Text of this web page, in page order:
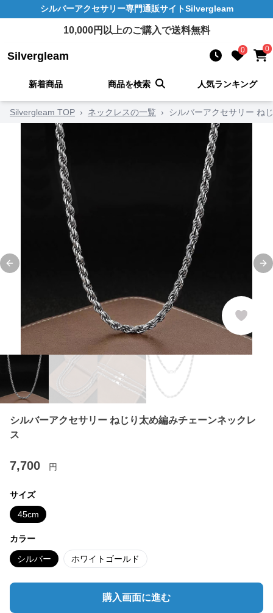
シルバーアクセサリー専門通販サイトSilvergleam
10,000円以上のご購入で送料無料
Silvergleam 0 0
新着商品 商品を検索 人気ランキング
Silvergleam TOP › ネックレスの一覧 › シルバーアクセサリー ね
Previous slide
シルバーアクセサリー ねじり太め編みチェーンネックレ
ス
7,700 円
サイズ
45cm
カラー
シルバー ホワイトゴールド
購入画面に進む